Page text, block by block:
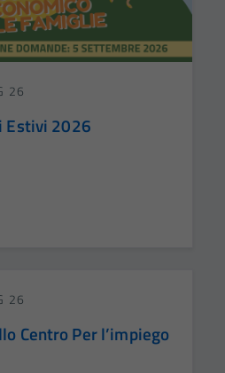
26
Estivi 2026
26
Centro Per l’impiego